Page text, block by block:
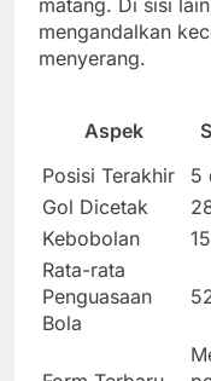
matang. Di sisi
mengandalkan
menyerang.
Aspek
Posisi Terakhir
5
Gol Dicetak
Kebobolan
Rata-rata
Penguasaan
Bola